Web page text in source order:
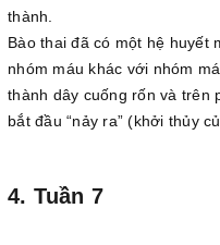
thành.
Bào thai đã có một hệ huyết
nhóm máu khác với nhóm
thành dây cuống rốn và trên
bắt đầu “nảy ra” (khởi thủy
4. Tuần 7